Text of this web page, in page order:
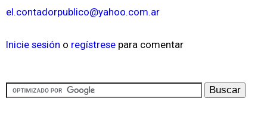
el.contadorpublico@yahoo.com.ar
Inicie sesión o regístrese para comentar